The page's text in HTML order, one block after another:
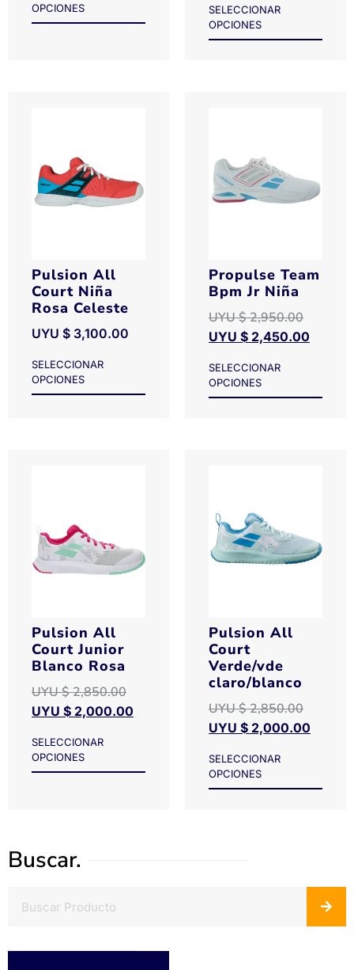
OPCIONES
SELECCIONAR
OPCIONES
Pulsion All
Court Niña
Rosa Celeste
UYU $ 3,100.00
SELECCIONAR
OPCIONES
Propulse Team
Bpm Jr Niña
UYU $2,950.00
UYU $ 2,450.00
SELECCIONAR
OPCIONES
Pulsion All
Court Junior
Blanco Rosa
UYU $2,850.00
UYU $ 2,000.00
SELECCIONAR
OPCIONES
Pulsion All
Court
Verde/vde
claro/blanco
UYU $2,850.00
UYU $ 2,000.00
SELECCIONAR
OPCIONES
Buscar.